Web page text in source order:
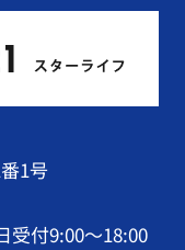
1号
付9:00～18:00